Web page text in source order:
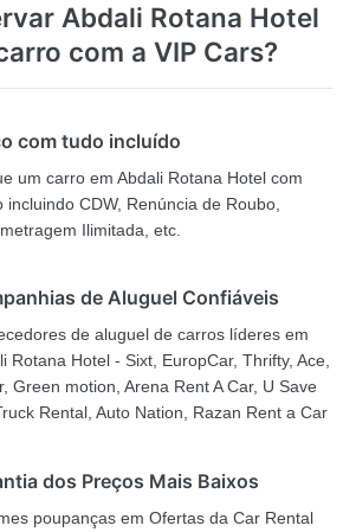
Abdali Rotana Hotel
com a VIP Cars?
com tudo incluído
um carro em Abdali Rotana Hotel com
incluindo CDW, Renúncia de Roubo,
Ilimitada, etc.
de Aluguel Confiáveis
de aluguel de carros líderes em
Rotana Hotel - Sixt, EuropCar, Thrifty, Ace,
Green motion, Arena Rent A Car, U Save
Rental, Auto Nation, Razan Rent a Car
dos Preços Mais Baixos
poupanças em Ofertas da Car Rental